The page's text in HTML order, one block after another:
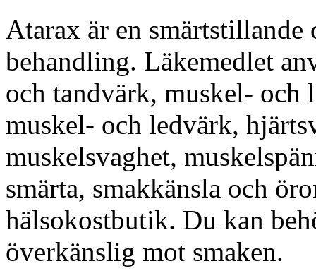
Atarax är en
behandling. Läkemedlet
och tandvärk, muskel- och
muskel- och ledvärk,
muskelsvaghet,
smärta, smakkänsla och
hälsokostbutik. Du kan
överkänslig mot smaken.